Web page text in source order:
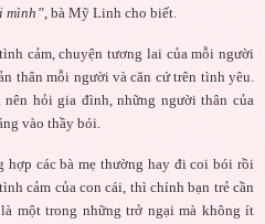
mình”, bà Mỹ Linh cho biết.
cảm, chuyện tương lai của mỗi người
thân mỗi người và căn cứ trên tình yêu.
hỏi gia đình, những người thân của
vào thầy bói.
các bà mẹ thường hay đi coi bói rồi
cảm của con cái, thì chính bạn trẻ cần
một trong những trở ngại mà không ít